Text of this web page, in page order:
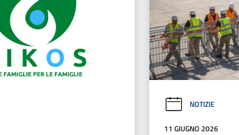
NOTIZIE
11 GIUGNO 2026